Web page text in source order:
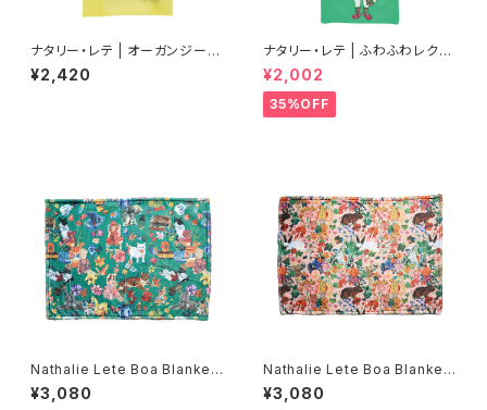
ナタリー・レテ | オーガンジーバ
ッグ S マヤ | Organdy Bag S
Maya
¥2,420
ナタリー・レテ | ふわふわレクタ
ングルトートバッグ ドッグ | Fluf
fy Rectangle tote bag Dog
¥2,002
35%OFF
Nathalie Lete Boa Blanket
Cats
¥3,080
Nathalie Lete Boa Blanket
Rabbits
¥3,080